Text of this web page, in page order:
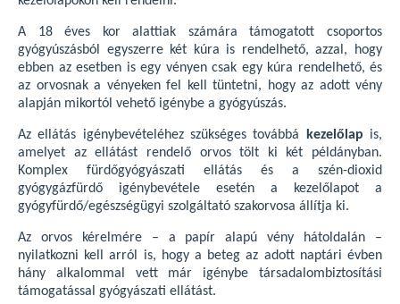
A 18 éves kor alattiak számára támogatott csoportos
gyógyúszásból egyszerre két kúra is rendelhető, azzal, hogy
ebben az esetben is egy vényen csak egy kúra rendelhető, és
az orvosnak a vényeken fel kell tüntetni, hogy az adott vény
alapján mikortól vehető igénybe a gyógyúszás.
Az ellátás igénybevételéhez szükséges továbbá kezelőlap is,
amelyet az ellátást rendelő orvos tölt ki két példányban.
Komplex fürdőgyógyászati ellátás és a szén-dioxid
gyógygázfürdő igénybevétele esetén a kezelőlapot a
gyógyfürdő/egészségügyi szolgáltató szakorvosa állítja ki.
Az orvos kérelmére – a papír alapú vény hátoldalán –
nyilatkozni kell arról is, hogy a beteg az adott naptári évben
hány alkalommal vett már igénybe társadalombiztosítási
támogatással gyógyászati ellátást.